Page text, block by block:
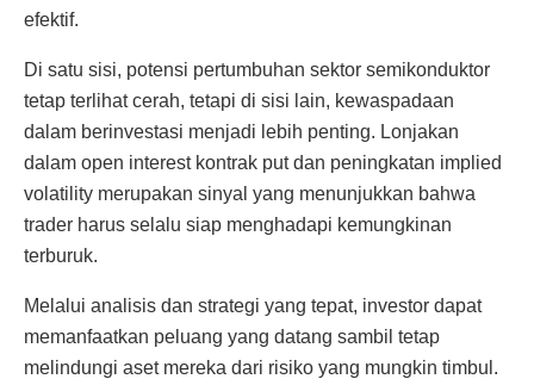
efektif.
Di satu sisi, potensi pertumbuhan sektor semikonduktor
tetap terlihat cerah, tetapi di sisi lain, kewaspadaan
dalam berinvestasi menjadi lebih penting. Lonjakan
dalam open interest kontrak put dan peningkatan implied
volatility merupakan sinyal yang menunjukkan bahwa
trader harus selalu siap menghadapi kemungkinan
terburuk.
Melalui analisis dan strategi yang tepat, investor dapat
memanfaatkan peluang yang datang sambil tetap
melindungi aset mereka dari risiko yang mungkin timbul.